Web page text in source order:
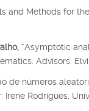
and Methods for
“Asymptotic
Advisors:
de números
Irene Rodrigues,